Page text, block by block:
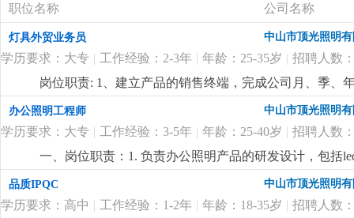
职位名称 公司名称
灯具外贸业务员 中山市顶光照明
学历要求：大专 | 工作经验：2-3年 | 年龄：25-35岁 | 招聘人数
岗位职责: 1、建立产品的销售终端，完成公司月、季、
线上、线下的渠道和工具，展开产品的推广和销售。3
度，树立公司形象和信誉。4、跟进处理订单和应收款
每月、每周进行书面工作计划、总结和会议工作报告，
2、英语、市场营销或国际贸易相关专业，英语听说读
具外贸销售经验优先。3、熟练操作阿里国际站和线上
压力和行动力，思维敏捷，富有团队精神与责任感。更
办公照明工程师 中山市顶光照明
学历要求：大专 | 工作经验：3-5年 | 年龄：25-40岁 | 招聘人数
一、岗位职责：1. 负责办公照明产品的研发设计，包括
产品光学设计、散热模拟、结构设计及材料选型；3. 跟
4. 撰写产品技术文档，协助业务团队进行客户技术支
二、任职要求：1. 大专及以上学历，光学、机械、电子
品质IPQC 中山市顶光照明
学历要求：高中 | 工作经验：1-2年 | 年龄：18-35岁 | 招聘人数